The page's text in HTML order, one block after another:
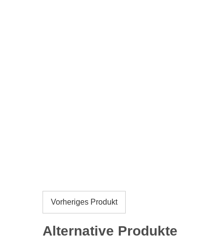
Vorheriges Produkt
Alternative Produkte